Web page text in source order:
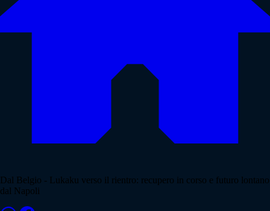
Dal Belgio - Lukaku verso il rientro: recupero in corso e futuro lontano
dal Napoli